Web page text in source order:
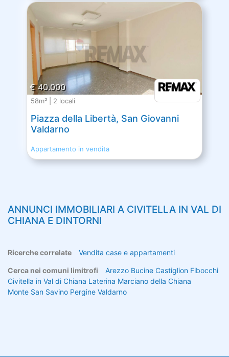
€ 40.000
58m² | 2 locali
Piazza della Libertà, San Giovanni
Valdarno
Appartamento in vendita
ANNUNCI IMMOBILIARI A CIVITELLA IN VAL DI
CHIANA E DINTORNI
Ricerche correlate Vendita case e appartamenti
Cerca nei comuni limitrofi Arezzo Bucine Castiglion Fibocchi
Civitella in Val di Chiana Laterina Marciano della Chiana
Monte San Savino Pergine Valdarno